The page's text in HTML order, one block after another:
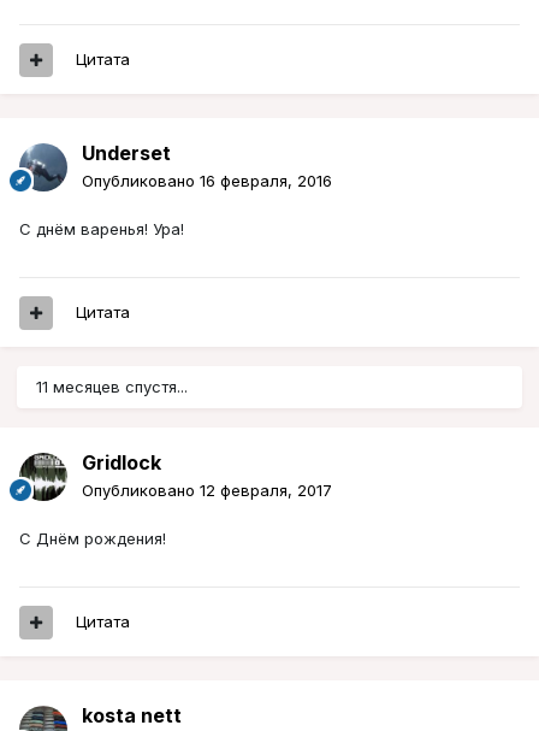
Цитата
Underset
Опубликовано 16 февраля, 2016
С днём варенья! Ура!
Цитата
11 месяцев спустя...
Gridlock
Опубликовано 12 февраля, 2017
С Днём рождения!
Цитата
kosta nett